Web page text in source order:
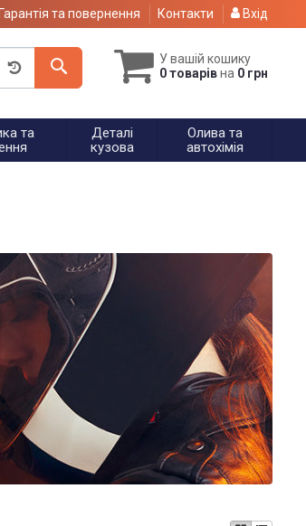
Гарантія та повернення Контакти Вхід
У вашій кошику
0 товарівна 0 грн
та
Деталі
кузова
Олива та
автохімія